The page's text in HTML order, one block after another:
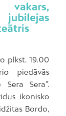
plkst. 19.00
piedāvās
Sera Sera”.
ikonisko
Bordo,